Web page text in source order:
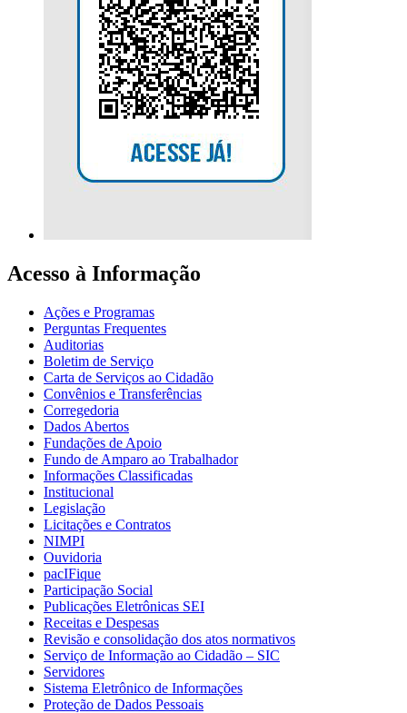
Acesso à Informação
Ações e Programas
Perguntas Frequentes
Auditorias
Boletim de Serviço
Carta de Serviços ao Cidadão
Convênios e Transferências
Corregedoria
Dados Abertos
Fundações de Apoio
Fundo de Amparo ao Trabalhador
Informações Classificadas
Institucional
Legislação
Licitações e Contratos
NIMPI
Ouvidoria
pacIFique
Participação Social
Publicações Eletrônicas SEI
Receitas e Despesas
Revisão e consolidação dos atos normativos
Serviço de Informação ao Cidadão – SIC
Servidores
Sistema Eletrônico de Informações
Proteção de Dados Pessoais